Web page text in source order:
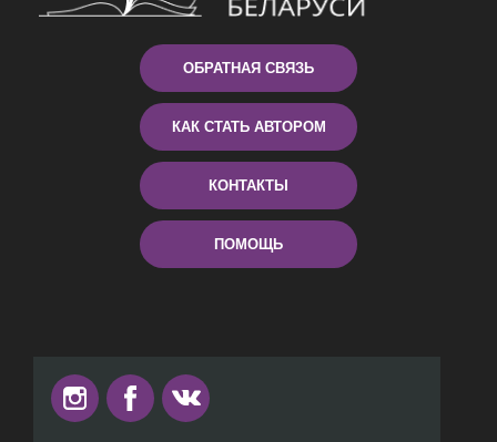
ОБРАТНАЯ СВЯЗЬ
КАК СТАТЬ АВТОРОМ
КОНТАКТЫ
ПОМОЩЬ